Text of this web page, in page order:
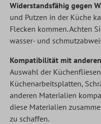
Widerstandsfähig gegen
und Putzen in der Küche
Flecken kommen. Achten
wasser- und
Kompatibilität mit
Auswahl der
Küchenarbeitsplatten,
anderen Materialien
diese Materialien
zu schaffen.